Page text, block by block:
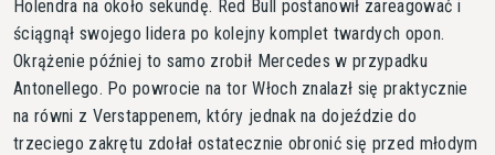
Holendra na około sekundę. Red Bull postanowił zareagować i
ściągnął swojego lidera po kolejny komplet twardych opon.
Okrążenie później to samo zrobił Mercedes w przypadku
Antonellego. Po powrocie na tor Włoch znalazł się praktycznie
na równi z Verstappenem, który jednak na dojeździe do
trzeciego zakrętu zdołał ostatecznie obronić się przed młodym